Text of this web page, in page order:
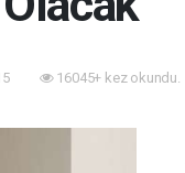
16045+ kez okundu.